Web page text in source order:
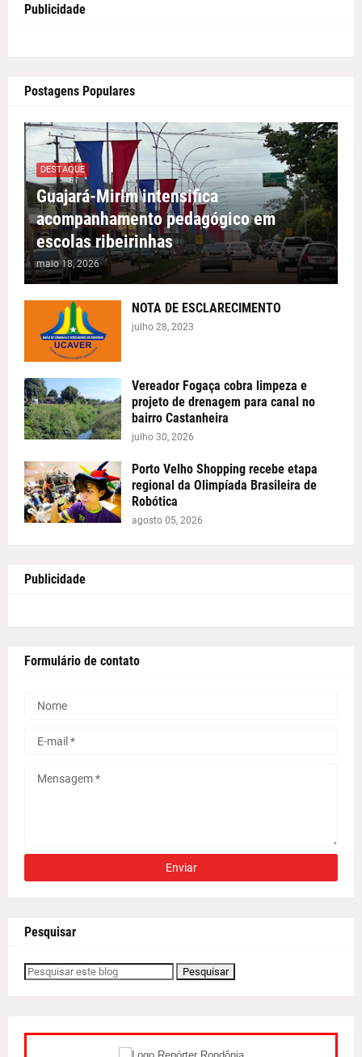
Publicidade
Postagens Populares
DESTAQUE
Guajará-Mirim intensifica
acompanhamento pedagógico em
escolas ribeirinhas
maio 18, 2026
NOTA DE ESCLARECIMENTO
julho 28, 2023
Vereador Fogaça cobra limpeza e
projeto de drenagem para canal no
bairro Castanheira
julho 30, 2026
Porto Velho Shopping recebe etapa
regional da Olimpíada Brasileira de
Robótica
agosto 05, 2026
Publicidade
Formulário de contato
Pesquisar